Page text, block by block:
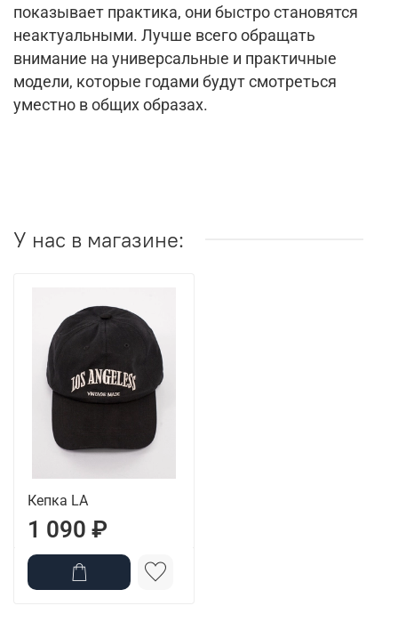
показывает практика, они быстро становятся
неактуальными. Лучше всего обращать
внимание на универсальные и практичные
модели, которые годами будут смотреться
уместно в общих образах.
У нас в магазине:
Кепка LA
1 090 ₽